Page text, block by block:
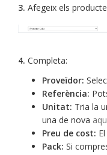
3. Afegeix els
4. Completa:
Proveïdor:
Referència:
Unitat: Tria la
una de nova
Preu de cost:
Pack: Si